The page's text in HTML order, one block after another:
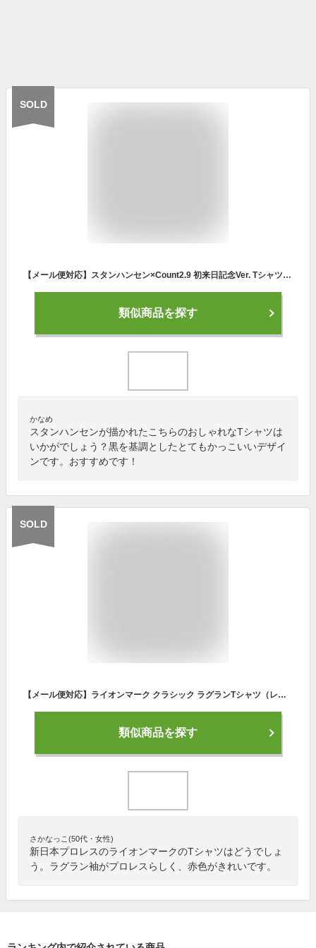
SOLD
【メール便対応】スタンハンセン×Count2.9 初来日記念Ver. Tシャツ (ブラック) 新日本プロレス NJPW 全日本プロレス
類似商品を探す
かなめ
スタンハンセンが描かれたこちらのおしゃれなTシャツは
いかがでしょう？黒を基調としたとてもかっこいいデザイ
ンです。おすすめです！
SOLD
【メール便対応】ライオンマーク クラシック ラグランTシャツ（レッド）新日本プロレス NJPW
類似商品を探す
さかなっこ(50代・女性)
新日本プロレスのライオンマークのTシャツはどうでしょ
う。ラグラン袖がプロレスらしく、赤色がきれいです。